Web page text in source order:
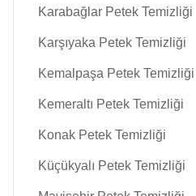
Karabağlar Petek Temizliği
Karşıyaka Petek Temizliği
Kemalpaşa Petek Temizliği
Kemeraltı Petek Temizliği
Konak Petek Temizliği
Küçükyalı Petek Temizliği